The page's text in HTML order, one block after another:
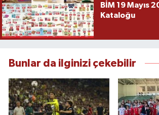
BİM 19 Mayıs
Kataloğu
Bunlar da ilginizi çekebilir